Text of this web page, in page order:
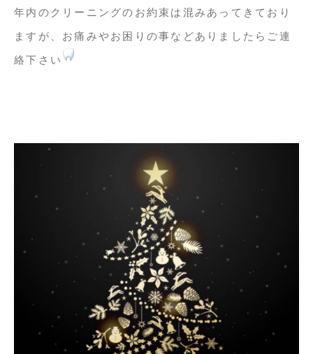
年内のクリーニングのお約束は混みあってきており
ますが、お痛みやお困りの事などありましたらご連
絡下さい